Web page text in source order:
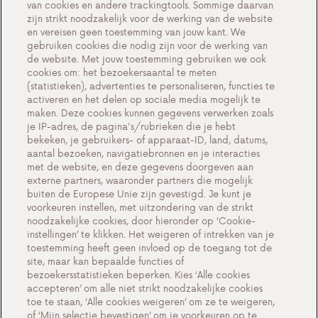
Maak kennis met Antargaz
Een duurzame toekomst
Testimonials
Acties
Events
Werken bij Antargaz
Contact
Cookie-instellingen
Belangrijke documenten en algemene
voorwaarden
Privacy en cookiebeleid BE
van cookies en andere trackingtools. Sommige daarvan
zijn strikt noodzakelijk voor de werking van de website
en vereisen geen toestemming van jouw kant. We
gebruiken cookies die nodig zijn voor de werking van
de website. Met jouw toestemming gebruiken we ook
cookies om: het bezoekersaantal te meten
(statistieken), advertenties te personaliseren, functies te
activeren en het delen op sociale media mogelijk te
maken. Deze cookies kunnen gegevens verwerken zoals
je IP-adres, de pagina's/rubrieken die je hebt
bekeken, je gebruikers- of apparaat-ID, land, datums,
aantal bezoeken, navigatiebronnen en je interacties
met de website, en deze gegevens doorgeven aan
externe partners, waaronder partners die mogelijk
buiten de Europese Unie zijn gevestigd. Je kunt je
voorkeuren instellen, met uitzondering van de strikt
noodzakelijke cookies, door hieronder op ‘Cookie-
instellingen’ te klikken. Het weigeren of intrekken van je
toestemming heeft geen invloed op de toegang tot de
site, maar kan bepaalde functies of
bezoekersstatistieken beperken. Kies ‘Alle cookies
accepteren’ om alle niet strikt noodzakelijke cookies
toe te staan, ‘Alle cookies weigeren’ om ze te weigeren,
of ‘Mijn selectie bevestigen’ om je voorkeuren op te